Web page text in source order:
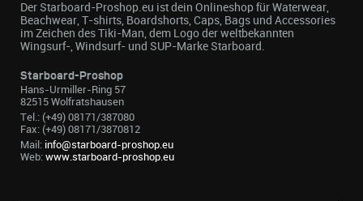
Der Starboard-Proshop.eu ist dein Onlineshop für Waterwear,
Beachwear, T-shirts, Boardshorts, Caps, Bags und Accessories
im Zeichen des Tiki-Man, dem Logo der weltbekannten
Wingsurf-, Windsurf- und SUP-Marke Starboard.
Starboard-Proshop
Hans-Urmiller-Ring 57
82515 Wolfratshausen
Tel.: (+49) 08171/387080
Fax: (+49) 08171/3870812
Mail: info@starboard-proshop.eu
Web: www.starboard-proshop.eu